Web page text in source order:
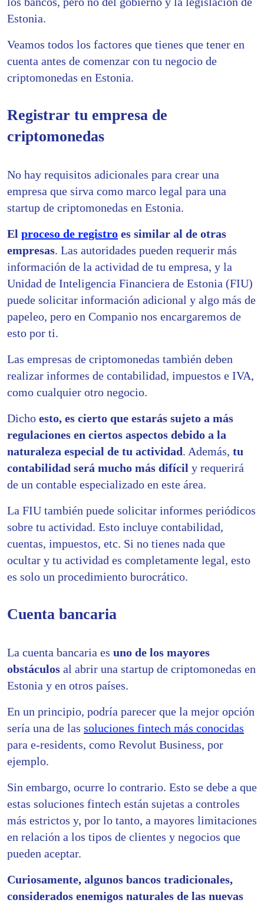
Estonia.
Veamos todos los factores que tienes que tener en
cuenta antes de comenzar con tu negocio de
criptomonedas en Estonia.
Registrar tu empresa de
criptomonedas
No hay requisitos adicionales para crear una
empresa que sirva como marco legal para una
startup de criptomonedas en Estonia.
El proceso de registro es similar al de otras
empresas. Las autoridades pueden requerir más
información de la actividad de tu empresa, y la
Unidad de Inteligencia Financiera de Estonia (FIU)
puede solicitar información adicional y algo más de
papeleo, pero en Companio nos encargaremos de
esto por ti.
Las empresas de criptomonedas también deben
realizar informes de contabilidad, impuestos e IVA,
como cualquier otro negocio.
Dicho esto, es cierto que estarás sujeto a más
regulaciones en ciertos aspectos debido a la
naturaleza especial de tu actividad. Además, tu
contabilidad será mucho más difícil y requerirá
de un contable especializado en este área.
La FIU también puede solicitar informes periódicos
sobre tu actividad. Esto incluye contabilidad,
cuentas, impuestos, etc. Si no tienes nada que
ocultar y tu actividad es completamente legal, esto
es solo un procedimiento burocrático.
Cuenta bancaria
La cuenta bancaria es uno de los mayores
obstáculos al abrir una startup de criptomonedas en
Estonia y en otros países.
En un principio, podría parecer que la mejor opción
sería una de las soluciones fintech más conocidas
para e-residents, como Revolut Business, por
ejemplo.
Sin embargo, ocurre lo contrario. Esto se debe a que
estas soluciones fintech están sujetas a controles
más estrictos y, por lo tanto, a mayores limitaciones
en relación a los tipos de clientes y negocios que
pueden aceptar.
Curiosamente, algunos bancos tradicionales,
considerados enemigos naturales de las nuevas